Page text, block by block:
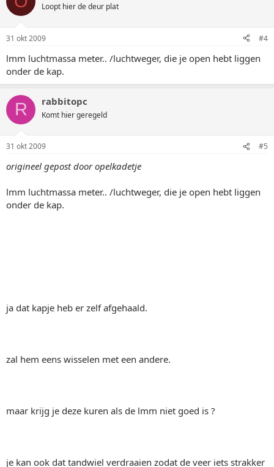
Loopt hier de deur plat
31 okt 2009 #4
lmm luchtmassa meter.. /luchtweger, die je open hebt liggen
onder de kap.
R rabbitopc
Komt hier geregeld
31 okt 2009 #5
origineel gepost door opelkadetje
lmm luchtmassa meter.. /luchtweger, die je open hebt liggen
onder de kap.
ja dat kapje heb er zelf afgehaald.
zal hem eens wisselen met een andere.
maar krijg je deze kuren als de lmm niet goed is ?
je kan ook dat tandwiel verdraaien zodat de veer iets strakker